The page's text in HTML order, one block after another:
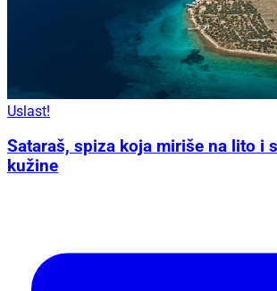
Uslast!
Sataraš, spiza koja miriše na lito i
kužine